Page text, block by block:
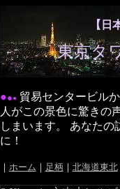
【
東京タ
●●● 貿易センタービル
人がこの景色に驚きの
しまいます。 あなたの
に！
｜ ホーム ｜ 足柄 ｜ 北海道東北